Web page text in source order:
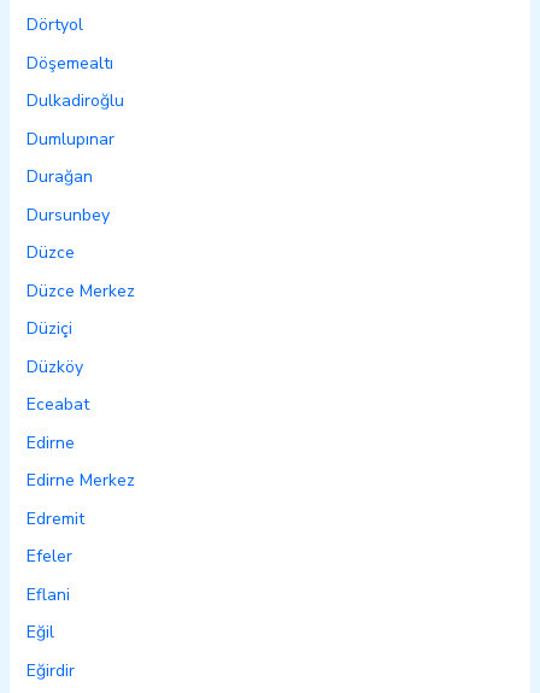
Dörtyol
Döşemealtı
Dulkadiroğlu
Dumlupınar
Durağan
Dursunbey
Düzce
Düzce Merkez
Düziçi
Düzköy
Eceabat
Edirne
Edirne Merkez
Edremit
Efeler
Eflani
Eğil
Eğirdir